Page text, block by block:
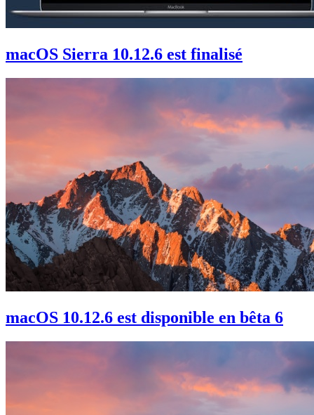
macOS Sierra 10.12.6 est finalisé
macOS 10.12.6 est disponible en bêta 6